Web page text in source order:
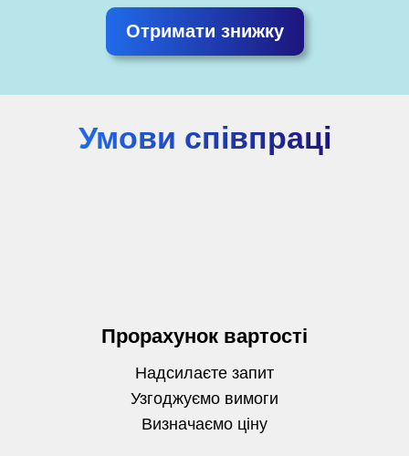
Отримати знижку
Умови співпраці
Прорахунок вартості
Надсилаєте запит
Узгоджуємо вимоги
Визначаємо ціну